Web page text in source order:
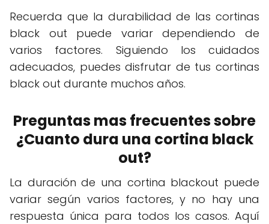
Recuerda que la durabilidad de las cortinas
black out puede variar dependiendo de
varios factores. Siguiendo los cuidados
adecuados, puedes disfrutar de tus cortinas
black out durante muchos años.
Preguntas mas frecuentes sobre
¿Cuanto dura una cortina black
out?
La duración de una cortina blackout puede
variar según varios factores, y no hay una
respuesta única para todos los casos. Aquí